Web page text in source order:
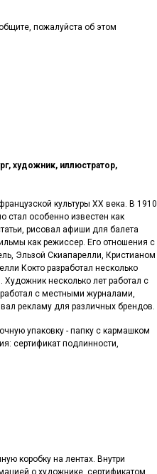
пожалуйста об этом
художник, иллюстратор,
культуры XX века. В 1910
стал особенно известен как
рисовал афиши для балета
как режиссер. Его отношения с
Эльзой Скиапарелли, Кристианом
Кокто разработал несколько
несколько лет работал с
с местными журналами,
рекламу для различных брендов.
упаковку - папку с кармашком
сертификат подлинности,
коробку на лентах. Внутри